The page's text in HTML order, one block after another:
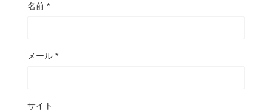
名前 *
メール *
サイト